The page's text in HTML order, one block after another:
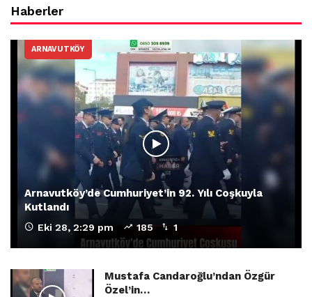
Haberler
ARNAVUTKÖY
Arnavutköy’de Cumhuriyet’in 92. Yılı Coşkuyla
Kutlandı
Eki 28, 2:29 pm 185 1
Mustafa Candaroğlu’ndan Özgür
Özel’in…